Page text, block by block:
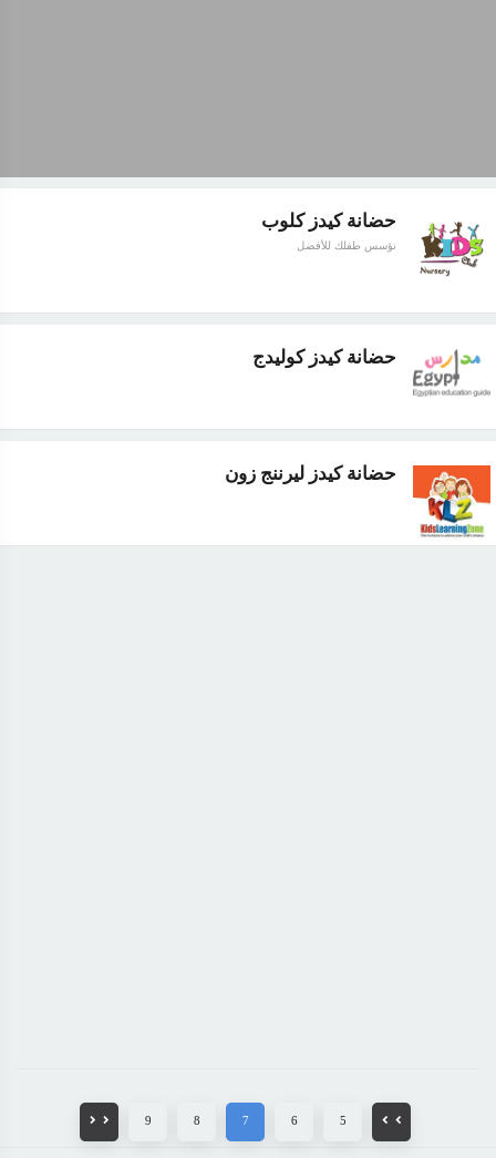
حضانة كيدز كلوب
نؤسس طفلك للأفضل
حضانة كيدز كوليدج
حضانة كيدز ليرننج زون
5
6
7
8
9